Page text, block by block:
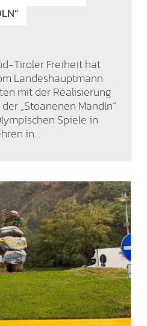
Tiroler Freiheit hat
Landeshauptmann
mit der Realisierung
„Stoanenen Mandln“
Spiele in
in…